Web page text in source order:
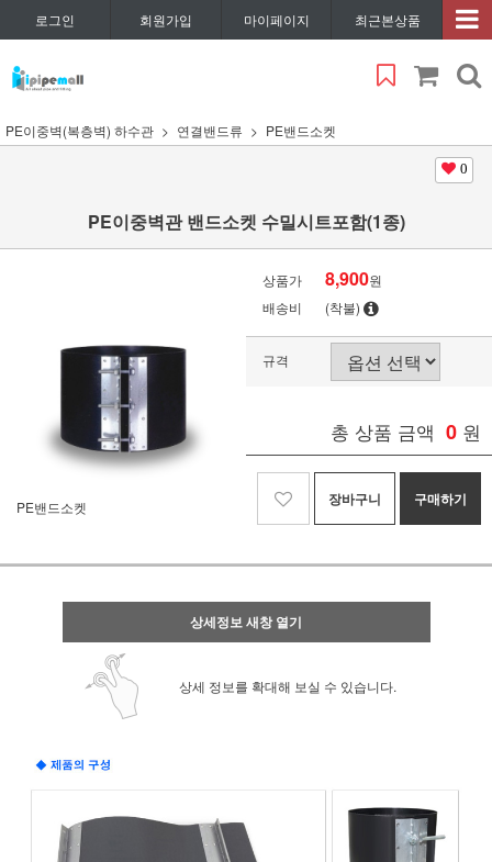
로그인 회원가입 마이페이지 최근본상품
PE이중벽(복층벽) 하수관 연결밴드류 PE밴드소켓
0
PE이중벽관 밴드소켓 수밀시트포함(1종)
PE밴드소켓
상품가 8,900원
배송비
(착불)
규격
총 상품 금액 0 원
장바구니 구매하기
상세정보 새창 열기
상세 정보를 확대해 보실 수 있습니다.